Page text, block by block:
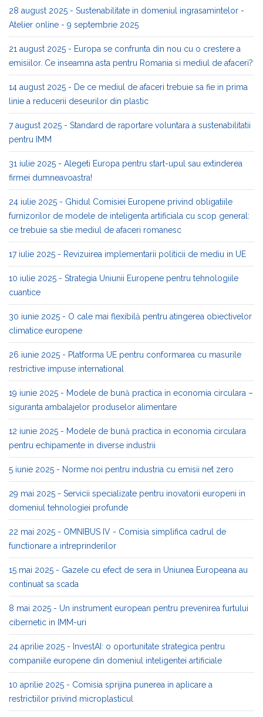
28 august 2025 - Sustenabilitate in domeniul ingrasamintelor -
Atelier online - 9 septembrie 2025
21 august 2025 - Europa se confrunta din nou cu o crestere a
emisiilor. Ce inseamna asta pentru Romania si mediul de afaceri?
14 august 2025 - De ce mediul de afaceri trebuie sa fie in prima
linie a reducerii deseurilor din plastic
7 august 2025 - Standard de raportare voluntara a sustenabilitatii
pentru IMM
31 iulie 2025 - Alegeti Europa pentru start-upul sau extinderea
firmei dumneavoastra!
24 iulie 2025 - Ghidul Comisiei Europene privind obligatiile
furnizorilor de modele de inteligenta artificiala cu scop general:
ce trebuie sa stie mediul de afaceri romanesc
17 iulie 2025 - Revizuirea implementarii politicii de mediu in UE
10 iulie 2025 - Strategia Uniunii Europene pentru tehnologiile
cuantice
30 iunie 2025 - O cale mai flexibilă pentru atingerea obiectivelor
climatice europene
26 iunie 2025 - Platforma UE pentru conformarea cu masurile
restrictive impuse international
19 iunie 2025 - Modele de bună practica in economia circulara –
siguranta ambalajelor produselor alimentare
12 iunie 2025 - Modele de bună practica in economia circulara
pentru echipamente in diverse industrii
5 iunie 2025 - Norme noi pentru industria cu emisii net zero
29 mai 2025 - Servicii specializate pentru inovatorii europeni in
domeniul tehnologiei profunde
22 mai 2025 - OMNIBUS IV - Comisia simplifica cadrul de
functionare a intreprinderilor
15 mai 2025 - Gazele cu efect de sera in Uniunea Europeana au
continuat sa scada
8 mai 2025 - Un instrument european pentru prevenirea furtului
cibernetic in IMM-uri
24 aprilie 2025 - InvestAI: o oportunitate strategica pentru
companiile europene din domeniul inteligentei artificiale
10 aprilie 2025 - Comisia sprijina punerea in aplicare a
restrictiilor privind microplasticul